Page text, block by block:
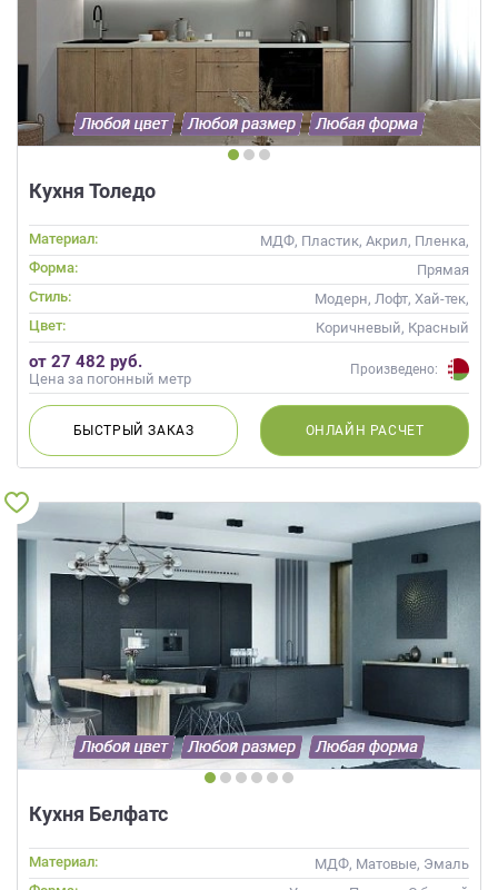
Кухня Толедо
Материал:
МДФ, Пластик, Акрил, Пленка,
Alvic / УФ лак, Матовые, Эмаль
Форма:
Прямая
Стиль:
Модерн, Лофт, Хай-тек,
Современные
Цвет: Коричневый, Красный
от 27 482 руб.
Цена за погонный метр
Произведено:
БЫСТРЫЙЗАКАЗ ОНЛАЙН РАСЧЕТ
Кухня Белфатс
Материал:
МДФ, Матовые, Эмаль